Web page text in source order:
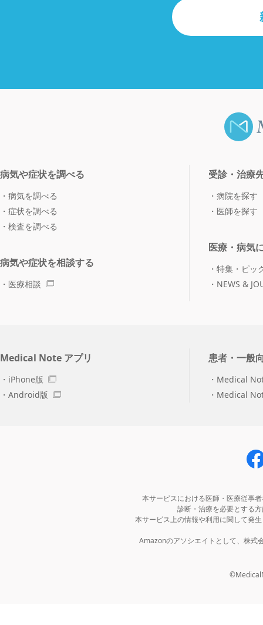
病気や症状を調べる
病気を調べる
症状を調べる
検査を調べる
病気や症状を相談する
医療相談
受診・治療
病院を探す
医師を探す
医療・病気
特集・ピッ
NEWS &
Medical Note アプリ
iPhone版
Android版
患者・一般
Medical
Medical
本サービスにおける医師・医療従事
診断・治療を必要とする
本サービス上の情報や利用に関して発
Amazonのアソシエイトとして、株式